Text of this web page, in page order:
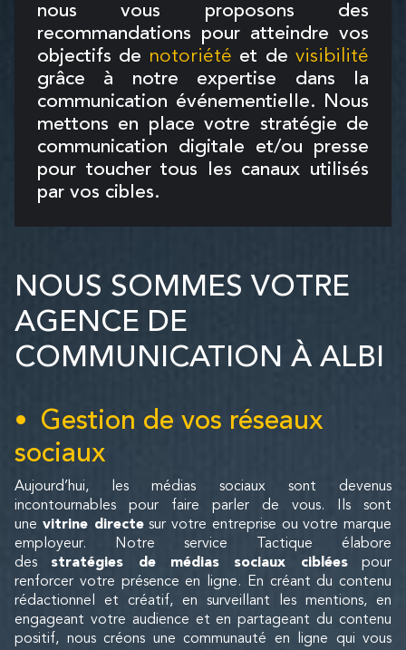
nous vous proposons des
recommandations pour atteindre vos
objectifs de notoriété et devisibilité
grâce à notre expertise dans la
communication événementielle. Nous
mettons en place votre stratégie de
communication digitale et/ou presse
pour toucher tous les canaux utilisés
par vos cibles.
NOUS SOMMES VOTRE
AGENCE DE
COMMUNICATION À ALBI
Gestion de vos réseaux
sociaux
Aujourd’hui, les médias sociaux sont devenus
incontournables pour faire parler de vous. Ils sont
une vitrine directesur votre entreprise ou votre marque
employeur. Notre service Tactique élabore
des stratégies de médias sociaux cibléespour
renforcer votre présence en ligne. En créant du contenu
rédactionnel et créatif, en surveillant les mentions, en
engageant votre audience et en partageant du contenu
positif, nous créons une communauté en ligne qui vous